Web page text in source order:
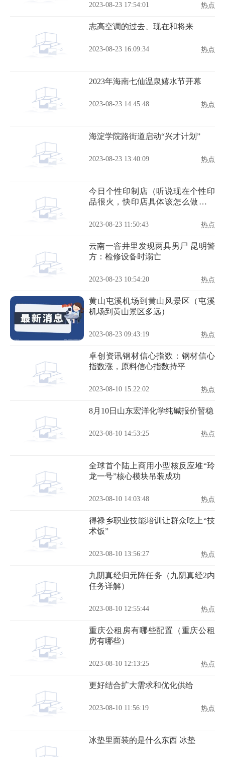
2023-08-23 17:54:01 热点
志高空调的过去、现在和将来
2023-08-23 16:09:34 热点
2023年海南七仙温泉嬉水节开幕
2023-08-23 14:45:48 热点
海淀学院路街道启动“兴才计划”
2023-08-23 13:40:09 热点
今日个性印制店（听说现在个性印
品很火，快印店具体该怎么做个性
2023-08-23 11:50:43 热点
云南一窨井里发现两具男尸 昆明警
方：检修设备时溺亡
2023-08-23 10:54:20 热点
黄山屯溪机场到黄山风景区（屯溪
机场到黄山景区多远）
2023-08-23 09:43:19 热点
卓创资讯钢材信心指数：钢材信心
指数涨，原料信心指数持平
2023-08-10 15:22:02 热点
8月10日山东宏洋化学纯碱报价暂稳
2023-08-10 14:53:25 热点
全球首个陆上商用小型核反应堆“玲
龙一号”核心模块吊装成功
2023-08-10 14:03:48 热点
得禄乡职业技能培训让群众吃上“技
术饭”
2023-08-10 13:56:27 热点
九阴真经归元阵任务（九阴真经2内
任务详解）
2023-08-10 12:55:44 热点
重庆公租房有哪些配置（重庆公租
房有哪些）
2023-08-10 12:13:25 热点
更好结合扩大需求和优化供给
2023-08-10 11:56:19 热点
冰垫里面装的是什么东西 冰垫